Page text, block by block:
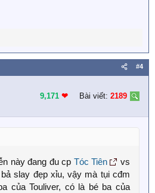
#4
9,171 ❤︎ Bài viết: 2189
này đang đu cp Tóc Tiên
vs
bả slay đẹp xỉu, vậy mà tụi cđm
của Touliver, có là bé ba của